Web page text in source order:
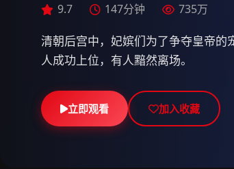
9.5 123分钟 517万
立即观看 加入收藏
9.7 147分钟 735万
清朝后宫中，妃嫔们为了争夺皇帝
人成功上位，有人黯然离场。
立即观看 加入收藏
9.7 118分钟 689万
立即观看 加入收藏